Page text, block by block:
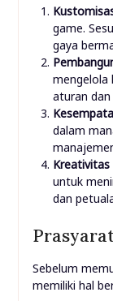
game.
gaya
mengelola
aturan
dalam
Kreativitas
untuk
dan
Sebelum
memiliki hal